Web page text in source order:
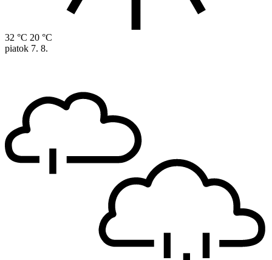
32 °C 20 °C
piatok 7. 8.